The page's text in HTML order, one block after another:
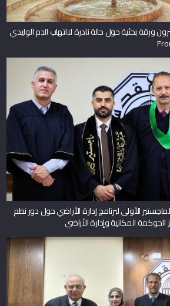
ورقة بحثية حول حالة نادرة لالتهاب الدم الوليدي
الأولى لبرنامج إدارة الأراضي حول دور نظم
المكانية وإدارة الأراضي